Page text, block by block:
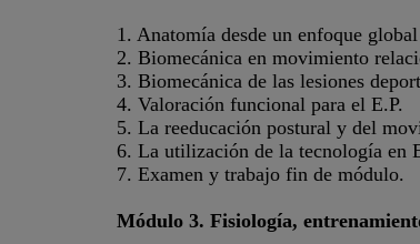
1. Anatomía desde un enfoque
2. Biomecánica en movimiento
3. Biomecánica de las lesiones
4. Valoración funcional para el E.P.
5. La reeducación postural y del
6. La utilización de la tecnología en
7. Examen y trabajo fin de módulo.
Módulo 3. Fisiología,